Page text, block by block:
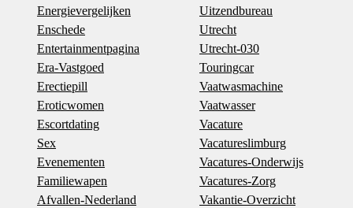
Energievergelijken
Enschede
Entertainmentpagina
Era-Vastgoed
Erectiepill
Eroticwomen
Escortdating
Sex
Evenementen
Familiewapen
Afvallen-Nederland
Uitzendbureau
Utrecht
Utrecht-030
Touringcar
Vaatwasmachine
Vaatwasser
Vacature
Vacatureslimburg
Vacatures-Onderwijs
Vacatures-Zorg
Vakantie-Overzicht